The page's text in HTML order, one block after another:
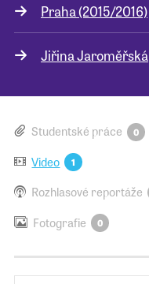
Praha (2015/2016)
Jiřina Jaroměřská
Studentské práce 0
Video 1
Rozhlasové reportáže
Fotografie 0